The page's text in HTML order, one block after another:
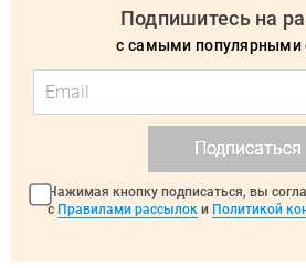
Подпишитесь на
с самыми популярными
Подписаться
Нажимая кнопку подписаться, вы
с Правилами рассылок и Политикой